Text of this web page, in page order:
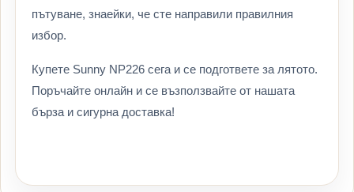
пътуване, знаейки, че сте направили правилния
избор.
Купете Sunny NP226 сега и се подгответе за лятото.
Поръчайте онлайн и се възползвайте от нашата
бърза и сигурна доставка!